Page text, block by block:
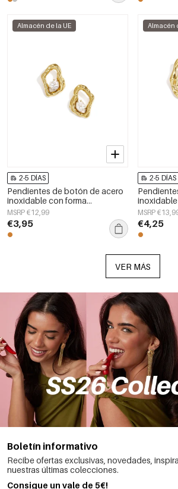
Almacén de la UE
2-5 DÍAS
Pendientes de botón de acero
inoxidable con forma
geométrica, sencillos, de la
serie Daily Simple, joyería para
mujer.
MSRP €12,99
€3,95
Almacén
2-5 DÍAS
inoxidable
sencillos,
Simple,
MSRP
€4,25
VER MÁS
Boletín informativo
Recibe ofertas exclusivas, novedades,
nuestras últimas colecciones.
Consigue un vale de 5€!